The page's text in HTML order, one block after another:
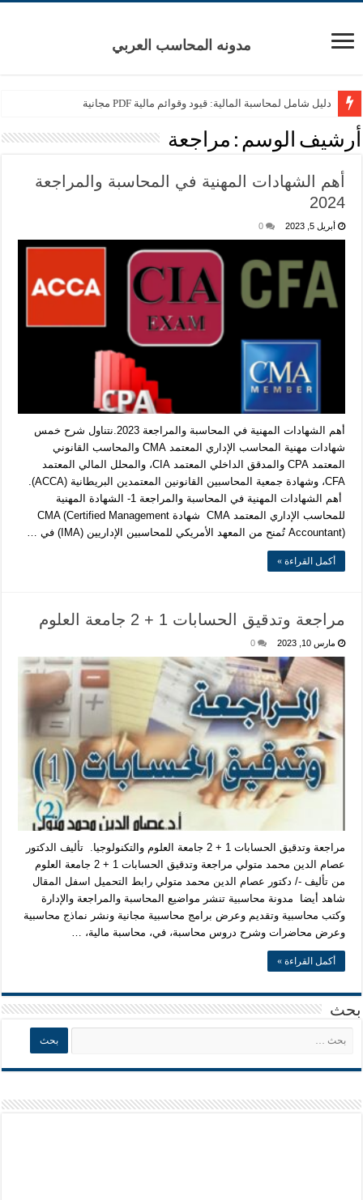
مدونه المحاسب العربي
دليل شامل لمحاسبة المالية: قيود وقوائم مالية PDF مجانية
أرشيف الوسم : مراجعة
أهم الشهادات المهنية في المحاسبة والمراجعة
2024
أبريل 5, 2023 0
أهم الشهادات المهنية في المحاسبة والمراجعة 2023.نتناول شرح خمس
شهادات مهنية المحاسب الإداري المعتمد CMA والمحاسب القانوني
المعتمد CPA والمدقق الداخلي المعتمد CIA، والمحلل المالي المعتمد
CFA، وشهادة جمعية المحاسبين القانونين المعتمدين البريطانية (ACCA).
أهم الشهادات المهنية في المحاسبة والمراجعة 1- الشهادة المهنية
للمحاسب الإداري المعتمد CMA شهادة CMA (Certified Management
Accountant) تُمنح من المعهد الأمريكي للمحاسبين الإداريين (IMA) في …
أكمل القراءة »
مراجعة وتدقيق الحسابات 1 + 2 جامعة العلوم
مارس 10, 2023 0
مراجعة وتدقيق الحسابات 1 + 2 جامعة العلوم والتكنولوجيا. تأليف الدكتور
عصام الدين محمد متولي مراجعة وتدقيق الحسابات 1 + 2 جامعة العلوم
من تأليف -/ دكتور عصام الدين محمد متولي رابط التحميل اسفل المقال
شاهد أيضا مدونة محاسبية تنشر مواضيع المحاسبة والمراجعة والإدارة
وكتب محاسبية وتقديم وعرض برامج محاسبية مجانية ونشر نماذج محاسبية
وعرض محاضرات وشرح دروس محاسبة، في، محاسبة مالية، …
أكمل القراءة »
بحث